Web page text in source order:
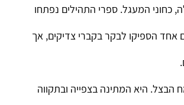
כחוני המעגל. ספרי התהילים נפתחו
אחד הספיקו לבקר בקברי צדיקים, אך
הבצל. היא המתינה בצפייה ובתקווה